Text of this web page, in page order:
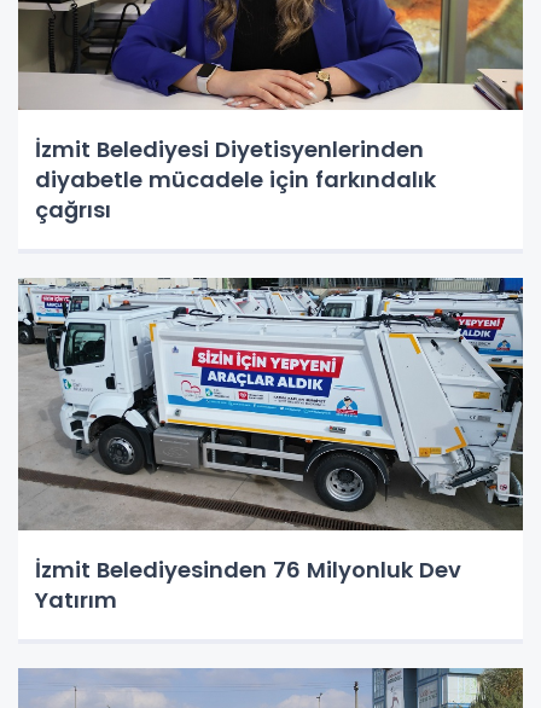
İzmit Belediyesi Diyetisyenlerinden
diyabetle mücadele için farkındalık
çağrısı
İzmit Belediyesinden 76 Milyonluk Dev
Yatırım